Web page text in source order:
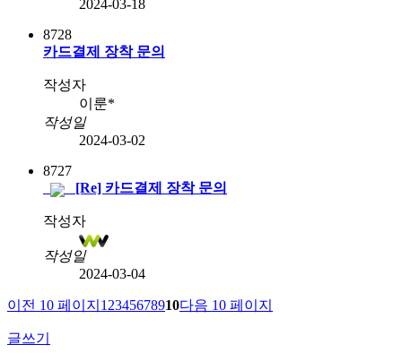
2024-03-18
8728
카드결제 장착 문의
작성자
이룬*
작성일
2024-03-02
8727
[Re] 카드결제 장착 문의
작성자
작성일
2024-03-04
이전 10 페이지 12345678910다음 10 페이지
글쓰기